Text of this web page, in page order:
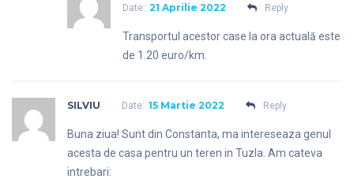
Date: 21 Aprilie 2022 Reply
Transportul acestor case la ora actuală este
de 1.20 euro/km.
SILVIU Date: 15 Martie 2022 Reply
Buna ziua! Sunt din Constanta, ma intereseaza genul
acesta de casa pentru un teren in Tuzla. Am cateva
intrebari: